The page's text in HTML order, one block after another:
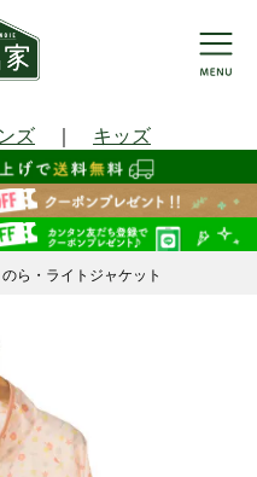
ズ ｜ キッズ
のら・ライトジャケット